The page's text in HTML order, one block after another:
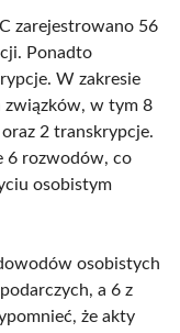
zarejestrowano 56
Ponadto
W zakresie
związków, w tym 8
2 transkrypcje.
6 rozwodów, co
osobistym
osobistych
a 6 z
że akty